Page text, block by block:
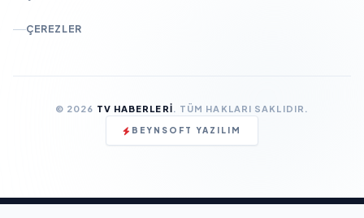
ÇEREZLER
© 2026 TV HABERLERI. TÜM HAKLARI SAKLIDIR.
BEYNSOFT YAZILIM